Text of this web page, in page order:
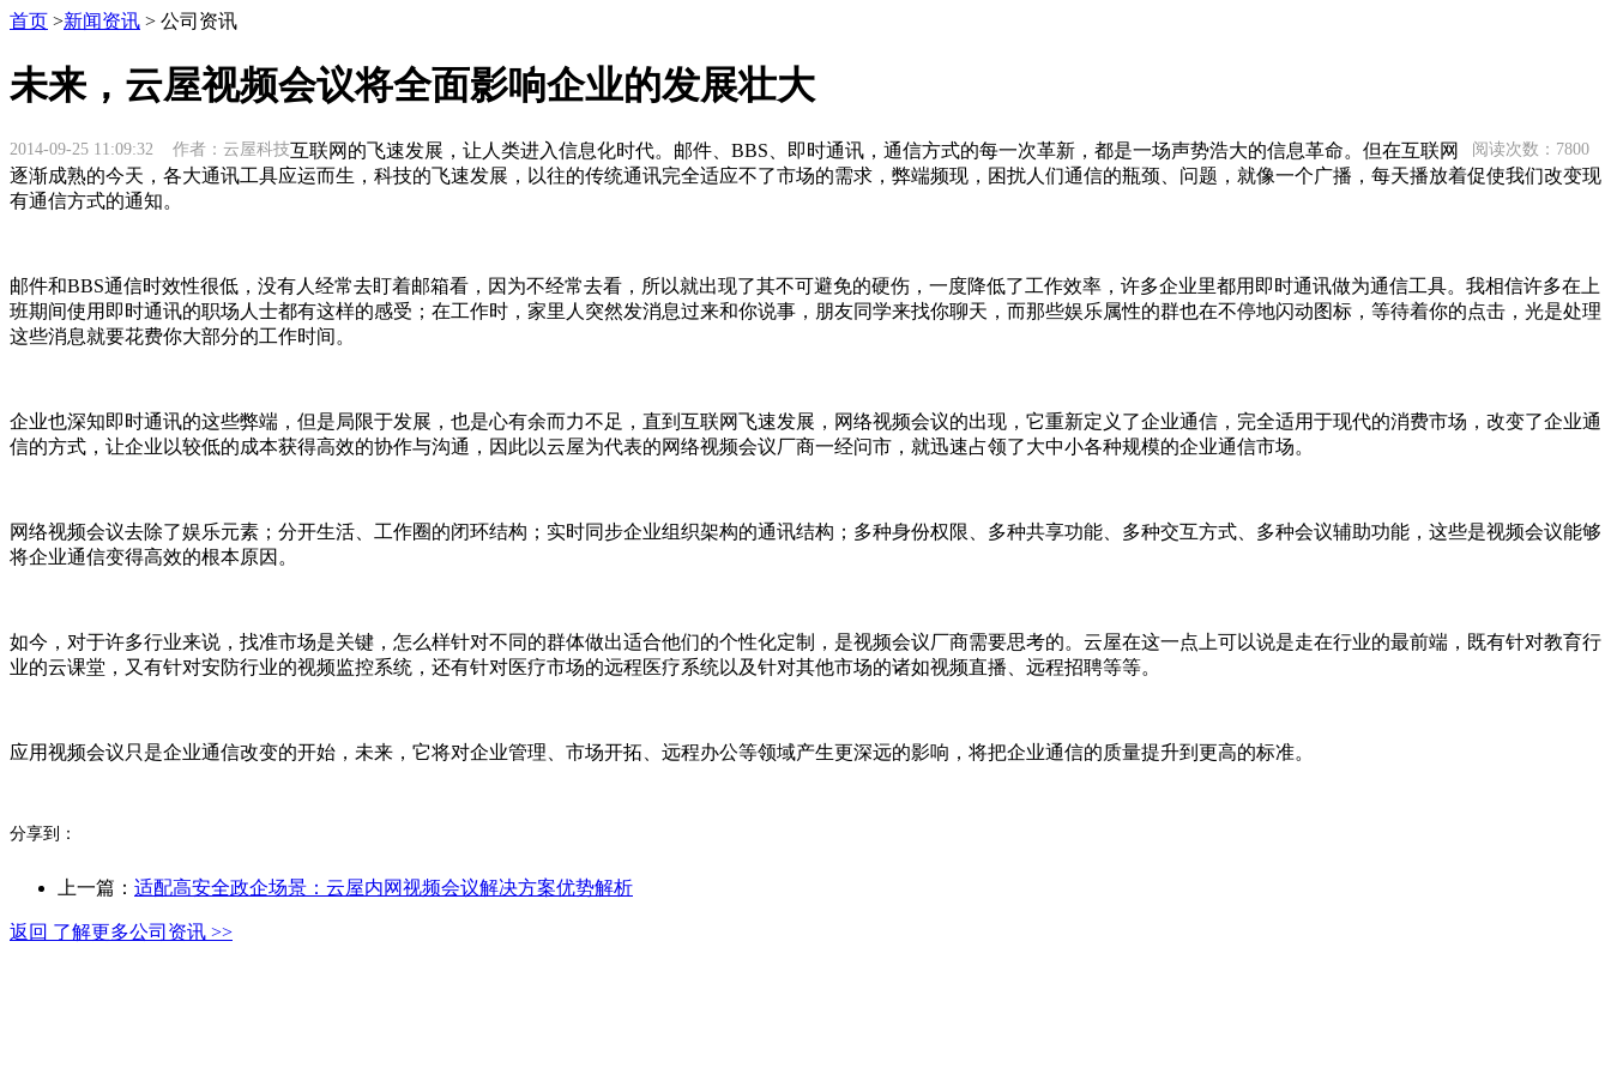
首页 >新闻资讯 > 公司资讯
未来，云屋视频会议将全面影响企业的发展壮大
2014-09-25 11:09:32 作者：云屋科技 阅读次数：7800
互联网的飞速发展，让人类进入信息化时代。邮件、BBS、即时通讯，通信方式的每一次革新，都是一场声势浩大的信息革命。但在互联网
逐渐成熟的今天，各大通讯工具应运而生，科技的飞速发展，以往的传统通讯完全适应不了市场的需求，弊端频现，困扰人们通信的瓶颈、问题，就像一个广播，每天播放着促使我们改变现
有通信方式的通知。
邮件和BBS通信时效性很低，没有人经常去盯着邮箱看，因为不经常去看，所以就出现了其不可避免的硬伤，一度降低了工作效率，许多企业里都用即时通讯做为通信工具。我相信许多在上
班期间使用即时通讯的职场人士都有这样的感受；在工作时，家里人突然发消息过来和你说事，朋友同学来找你聊天，而那些娱乐属性的群也在不停地闪动图标，等待着你的点击，光是处理
这些消息就要花费你大部分的工作时间。
企业也深知即时通讯的这些弊端，但是局限于发展，也是心有余而力不足，直到互联网飞速发展，网络视频会议的出现，它重新定义了企业通信，完全适用于现代的消费市场，改变了企业通
信的方式，让企业以较低的成本获得高效的协作与沟通，因此以云屋为代表的网络视频会议厂商一经问市，就迅速占领了大中小各种规模的企业通信市场。
网络视频会议去除了娱乐元素；分开生活、工作圈的闭环结构；实时同步企业组织架构的通讯结构；多种身份权限、多种共享功能、多种交互方式、多种会议辅助功能，这些是视频会议能够
将企业通信变得高效的根本原因。
如今，对于许多行业来说，找准市场是关键，怎么样针对不同的群体做出适合他们的个性化定制，是视频会议厂商需要思考的。云屋在这一点上可以说是走在行业的最前端，既有针对教育行
业的云课堂，又有针对安防行业的视频监控系统，还有针对医疗市场的远程医疗系统以及针对其他市场的诸如视频直播、远程招聘等等。
应用视频会议只是企业通信改变的开始，未来，它将对企业管理、市场开拓、远程办公等领域产生更深远的影响，将把企业通信的质量提升到更高的标准。
分享到：
上一篇： 适配高安全政企场景：云屋内网视频会议解决方案优势解析
返回 了解更多公司资讯 >>